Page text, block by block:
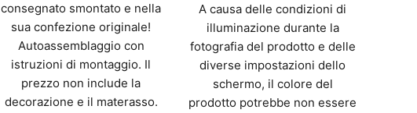
consegnato smontato e nella
sua confezione originale!
Autoassemblaggio con
istruzioni di montaggio. Il
prezzo non include la
decorazione e il materasso.
A causa delle condizioni di
illuminazione durante la
fotografia del prodotto e delle
diverse impostazioni dello
schermo, il colore del
prodotto potrebbe non essere